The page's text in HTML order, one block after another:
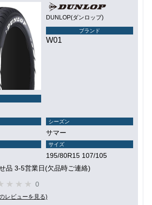
DUNLOP(ダンロップ)
ブランド
W01
シーズン
サマー
サイズ
195/80R15 107/105
品 3-5営業日(欠品時ご連絡)
0
レビューを見る)